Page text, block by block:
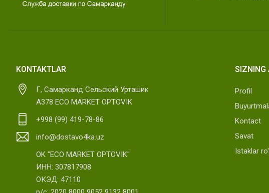
KONTAKTLAR
Г, Самарканд Сельский Урташик
А378 ECO MARKET OPTOVIK
+998 (99) 419-78-86
info@dostavo4ka.uz
OK "ECO MARKET OPTOVIK"
ИНН: 307817908
ОКЭД: 47110
SIZNING
Profil
Kontact
Savat
Istaklar